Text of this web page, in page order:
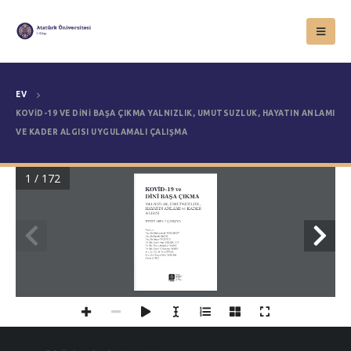
EV
KOVİD-19 VE DİNİ BAŞA ÇIKMA YALNIZLIK, UMUTSUZLUK, HAYATIN ANLAMI
VE KADER ALGISI UYGULAMALI ÇALIŞMA
KOVİD-19 ve
DİNİ BAŞA ÇIKMA
YALNIZLIK, UMUTSUZLUK,
HAYATIN ANLAMI ve KADER
ALGISI
UYGULAMALI ÇALIŞMA
Yazarlar:
Doç. Dr. Muhammed KIZILGEÇİT
Doç. Dr. İsmail SEÇER
Doç. Dr. Murat YILDIRIM
Dr. Öğr. Üyesi Fuat KARABULUT
Dr. Öğr. Üyesi Abdullah DAĞCI
Dr. Öğr. Üyesi N. Yasemin ANGIN
Arş. Gör. Dr. M. Enes VURAL
Arş. Gör. Nurun Nisa BAYRAM
Murat ÇİNİCİ
1 / 172